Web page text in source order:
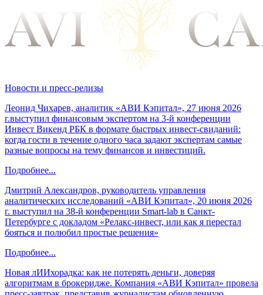
Новости и пресс-релизы
Леонид Чихарев, аналитик «АВИ Кэпитал», 27 июня 2026
г.выступил финансовым экспертом на 3-й конференции
Инвест Викенд РБК в формате быстрых инвест-свиданий:
когда гости в течение одного часа задают экспертам самые
разные вопросы на тему финансов и инвестиций.
Подробнее...
Дмитрий Александров, руководитель управления
аналитических исследований «АВИ Кэпитал», 20 июня 2026
г. выступил на 38-й конференции Smart-lab в Санкт-
Петербурге с докладом «Релакс-инвест, или как я перестал
бояться и полюбил простые решения»
Подробнее...
Новая лИИхорадка: как не потерять деньги, доверяя
алгоритмам в брокеридже. Компания «АВИ Кэпитал» провела